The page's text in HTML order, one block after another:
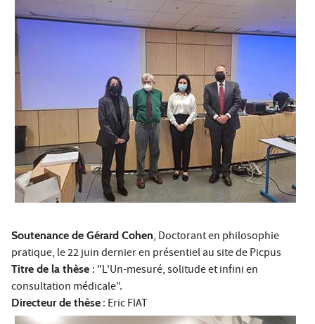
Soutenance de Gérard Cohen, Doctorant en philosophie
pratique, le 22 juin dernier en présentiel au site de Picpus
Titre de la thèse : "L'Un-mesuré, solitude et infini en
consultation médicale".
Directeur de thèse : Eric FIAT